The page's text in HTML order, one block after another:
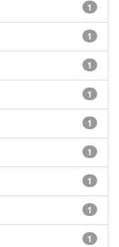
1
1
1
1
1
1
1
1
1